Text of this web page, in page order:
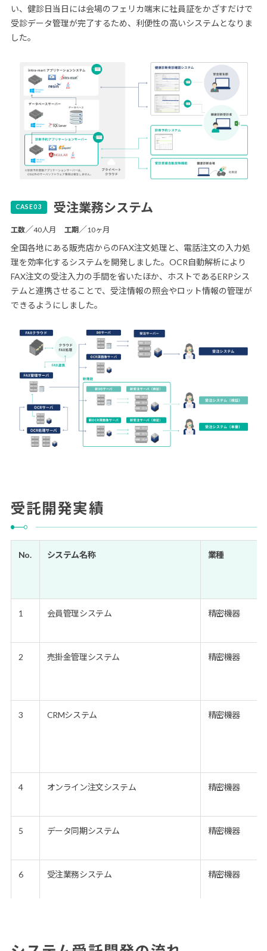
い、健診日当日には会場のフェリカ端末に社員証をかざすだけで
受診データ管理が完了するため、利便性の高いシステムとなりま
した。
受注業務システム
工数／40人月 工期／10ヶ月
全国各地にある販売店からのFAX注文処理と、電話注文の入力処
理を効率化するシステムを開発しました。OCR自動解析により
FAX注文の受注入力の手間を省いたほか、ホストであるERPシス
テムと連携させることで、受注情報の照会やロット情報の管理が
できるようにしました。
受託開発実績
No. システム名称 業種
1 会員管理システム 精密機器
2 売掛金管理システム 精密機器
3 CRMシステム 精密機器
4 オンライン注文システム 精密機器
5 データ同期システム 精密機器
6 受注業務システム 精密機器